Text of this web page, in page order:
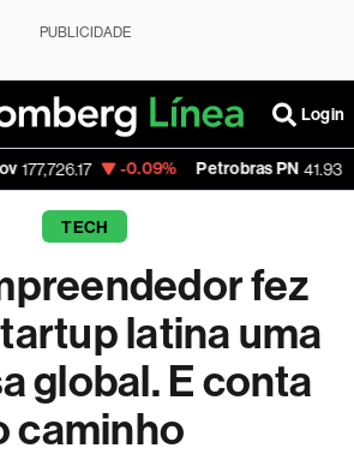
PUBLICIDADE
Login
-0.09% Petrobras PN 41.93 -1.34%
TECH
fez
latina uma
global. E conta
caminho